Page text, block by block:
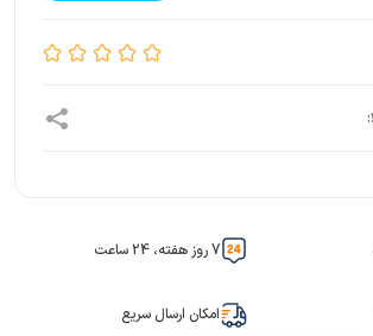
7 روز هفته، 24 ساعت
امکان ارسال سریع